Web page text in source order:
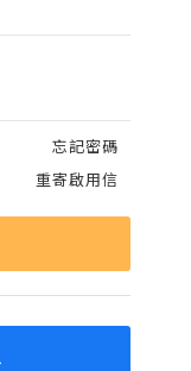
忘記密碼
重寄啟用信